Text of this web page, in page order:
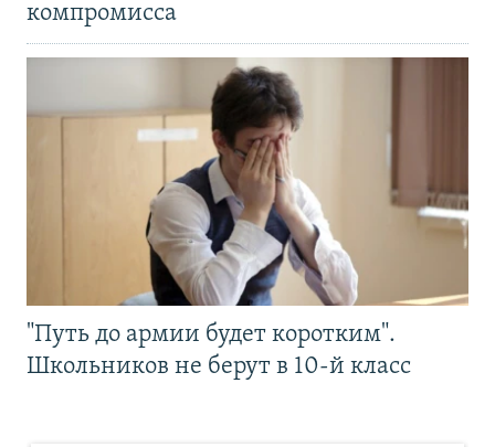
компромисса
"Путь до армии будет коротким".
Школьников не берут в 10-й класс